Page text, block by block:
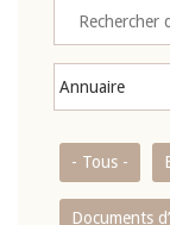
- Tous -
Documents